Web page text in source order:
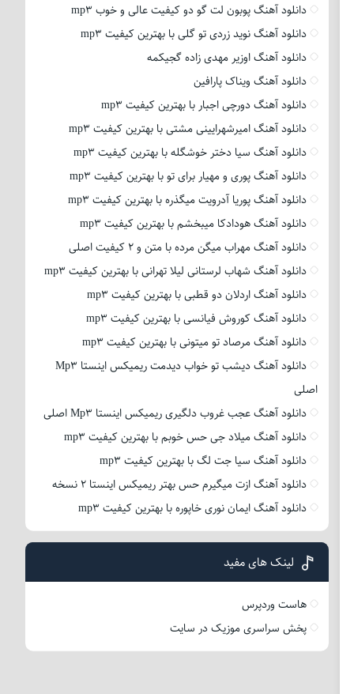
دانلود آهنگ پوبون لت گو دو کیفیت عالی و خوب mp3
دانلود آهنگ نوید زردی تو گلی با بهترین کیفیت mp3
دانلود آهنگ اوزیر مهدی زاده گجیکمه
دانلود آهنگ ویناک پارافین
دانلود آهنگ دورچی اجبار با بهترین کیفیت mp3
دانلود آهنگ امیرشهرایینی مشتی با بهترین کیفیت mp3
دانلود آهنگ سیا دختر خوشگله با بهترین کیفیت mp3
دانلود آهنگ پوری و مهیار برای تو با بهترین کیفیت mp3
دانلود آهنگ پوریا آدرویت میگذره با بهترین کیفیت mp3
دانلود آهنگ هودادکا میبخشم با بهترین کیفیت mp3
دانلود آهنگ مهراب میگن مرده با متن و 2 کیفیت اصلی
دانلود آهنگ شهاب لرستانی لیلا تهرانی با بهترین کیفیت mp3
دانلود آهنگ اردلان دو قطبی با بهترین کیفیت mp3
دانلود آهنگ کوروش فیانسی با بهترین کیفیت mp3
دانلود آهنگ مرصاد تو میتونی با بهترین کیفیت mp3
دانلود آهنگ دیشب تو خواب دیدمت ریمیکس اینستا Mp3
اصلی
دانلود آهنگ عجب غروب دلگیری ریمیکس اینستا Mp3 اصلی
دانلود آهنگ میلاد جی حس خوبم با بهترین کیفیت mp3
دانلود آهنگ سیا جت لگ با بهترین کیفیت mp3
دانلود آهنگ ازت میگیرم حس بهتر ریمیکس اینستا 2 نسخه
دانلود آهنگ ایمان نوری خاپوره با بهترین کیفیت mp3
لینک های مفید
هاست وردپرس
پخش سراسری موزیک در سایت